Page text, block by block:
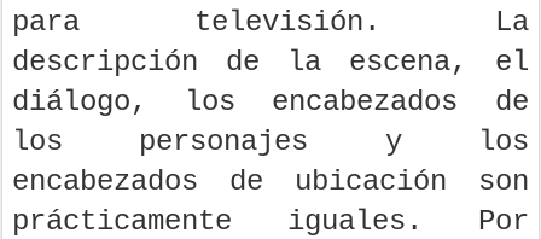
para televisión. La
descripción de la escena, el
diálogo, los encabezados de
los personajes y los
encabezados de ubicación son
prácticamente iguales. Por